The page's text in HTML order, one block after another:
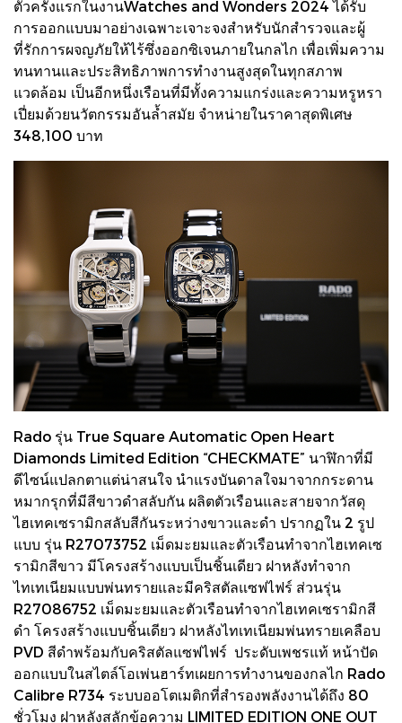
ตัวครั้งแรกในงานWatches and Wonders 2024 ได้รับ
การออกแบบมาอย่างเฉพาะเจาะจงสำหรับนักสำรวจและผู้
ที่รักการผจญภัยให้ไร้ซึ่งออกซิเจนภายในกลไก เพื่อเพิ่มความ
ทนทานและประสิทธิภาพการทำงานสูงสุดในทุกสภาพ
แวดล้อม เป็นอีกหนึ่งเรือนที่มีทั้งความแกร่งและความหรูหรา
เปี่ยมด้วยนวัตกรรมอันล้ำสมัย จำหน่ายในราคาสุดพิเศษ
348,100 บาท
Rado รุ่น True Square Automatic Open Heart
Diamonds Limited Edition “CHECKMATE” นาฬิกาที่มี
ดีไซน์แปลกตาแต่น่าสนใจ นำแรงบันดาลใจมาจากกระดาน
หมากรุกที่มีสีขาวดำสลับกัน ผลิตตัวเรือนและสายจากวัสดุ
ไฮเทคเซรามิกสลับสีกันระหว่างขาวและดำ ปรากฏใน 2 รูป
แบบ รุ่น R27073752 เม็ดมะยมและตัวเรือนทำจากไฮเทคเซ
รามิกสีขาว มีโครงสร้างแบบเป็นชิ้นเดียว ฝาหลังทำจาก
ไทเทเนียมแบบพ่นทรายและมีคริสตัลแซฟไฟร์ ส่วนรุ่น
R27086752 เม็ดมะยมและตัวเรือนทำจากไฮเทคเซรามิกสี
ดำ โครงสร้างแบบชิ้นเดียว ฝาหลังไทเทเนียมพ่นทรายเคลือบ
PVD สีดำพร้อมกับคริสตัลแซฟไฟร์ ประดับเพชรแท้ หน้าปัด
ออกแบบในสไตล์โอเพ่นฮาร์ทเผยการทำงานของกลไก Rado
Calibre R734 ระบบออโตเมติกที่สำรองพลังงานได้ถึง 80
ชั่วโมง ฝาหลังสลักข้อความ LIMITED EDITION ONE OUT